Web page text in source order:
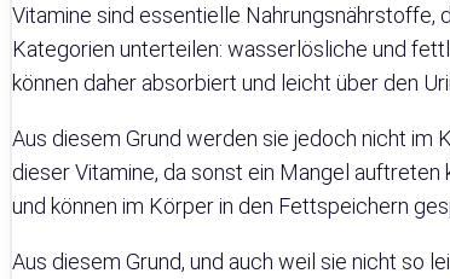
Vitamine sind essentielle
Kategorien unterteilen: wasserlösliche und
können daher absorbiert und leicht über den
Aus diesem Grund werden sie jedoch nicht
dieser Vitamine, da sonst ein Mangel
und können im Körper in den Fettspeichern
Aus diesem Grund, und auch weil sie nicht so